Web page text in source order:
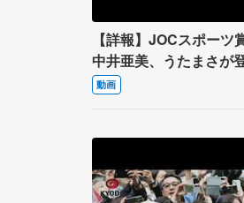
【詳報】JOCスポー
中井亜美、うたまさが
動画